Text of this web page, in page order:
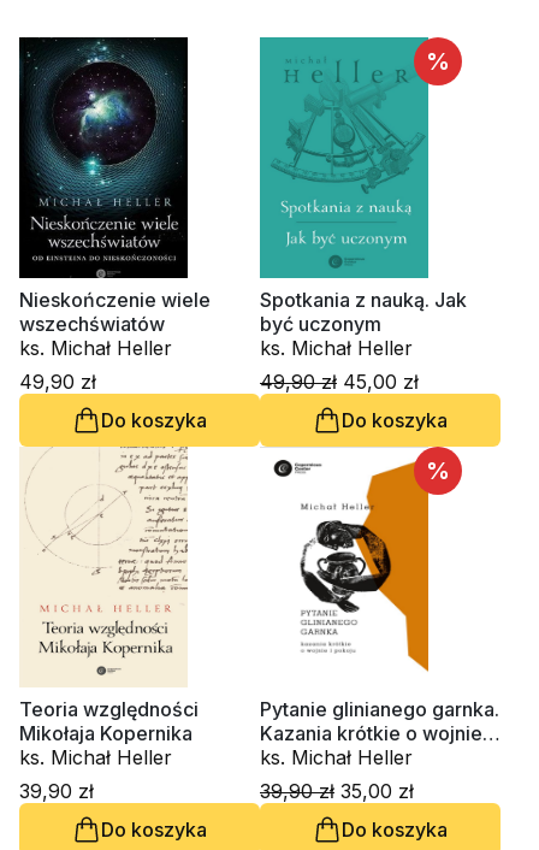
Nieskończenie wiele
wszechświatów
ks. Michał Heller
49,90 zł
Do koszyka
%
Spotkania z nauką. Jak
być uczonym
ks. Michał Heller
49,90 zł 45,00 zł
Do koszyka
Teoria względności
Mikołaja Kopernika
ks. Michał Heller
39,90 zł
Do koszyka
%
Pytanie glinianego garnka.
Kazania krótkie o wojnie i
pokoju
ks. Michał Heller
39,90 zł 35,00 zł
Do koszyka